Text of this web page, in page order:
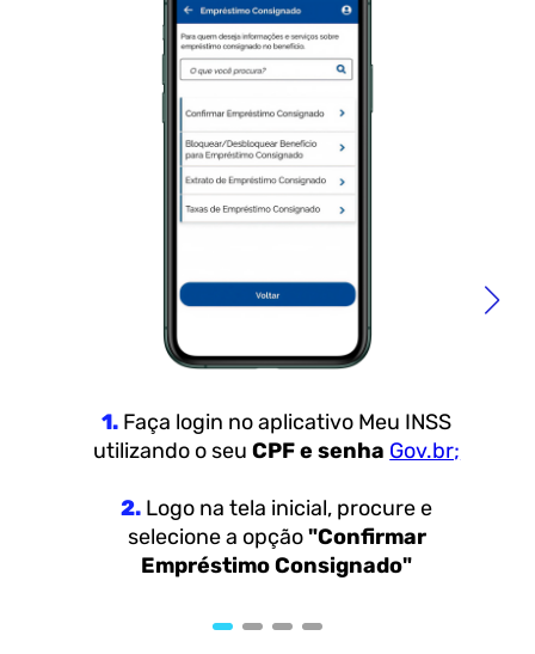
1. Faça login no aplicativo Meu INSS
utilizando o seuCPF e senha Gov.br;
2. Logo na tela inicial, procure e
selecione a opção"Confirmar
Empréstimo Consignado"